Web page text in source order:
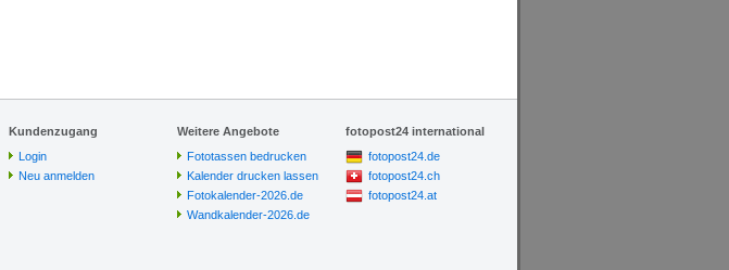
Kundenzugang
Login
Neu anmelden
Weitere Angebote
Fototassen bedrucken
Kalender drucken lassen
Fotokalender-2026.de
Wandkalender-2026.de
fotopost24 international
fotopost24.de
fotopost24.ch
fotopost24.at